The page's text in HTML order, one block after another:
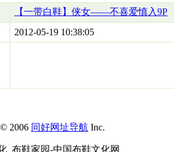
【一带白鞋】侠女——不喜爱慎入9P
2012-05-19 10:38:05
© 2006 同好网址导航 Inc.
布鞋家园-中国布鞋文化网